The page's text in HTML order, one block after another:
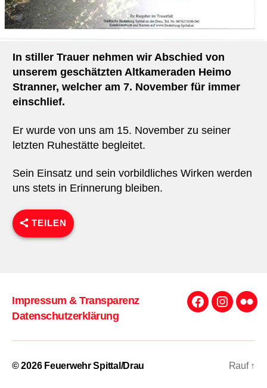
In stiller Trauer nehmen wir Abschied von
unserem geschätzten Altkameraden Heimo
Stranner, welcher am 7. November für immer
einschlief.
Er wurde von uns am 15. November zu seiner
letzten Ruhestätte begleitet.
Sein Einsatz und sein vorbildliches Wirken werden
uns stets in Erinnerung bleiben.
TEILEN
Impressum & Transparenz
Datenschutzerklärung
Facebook
© 2026 Feuerwehr Spittal/Drau Rauf ↑